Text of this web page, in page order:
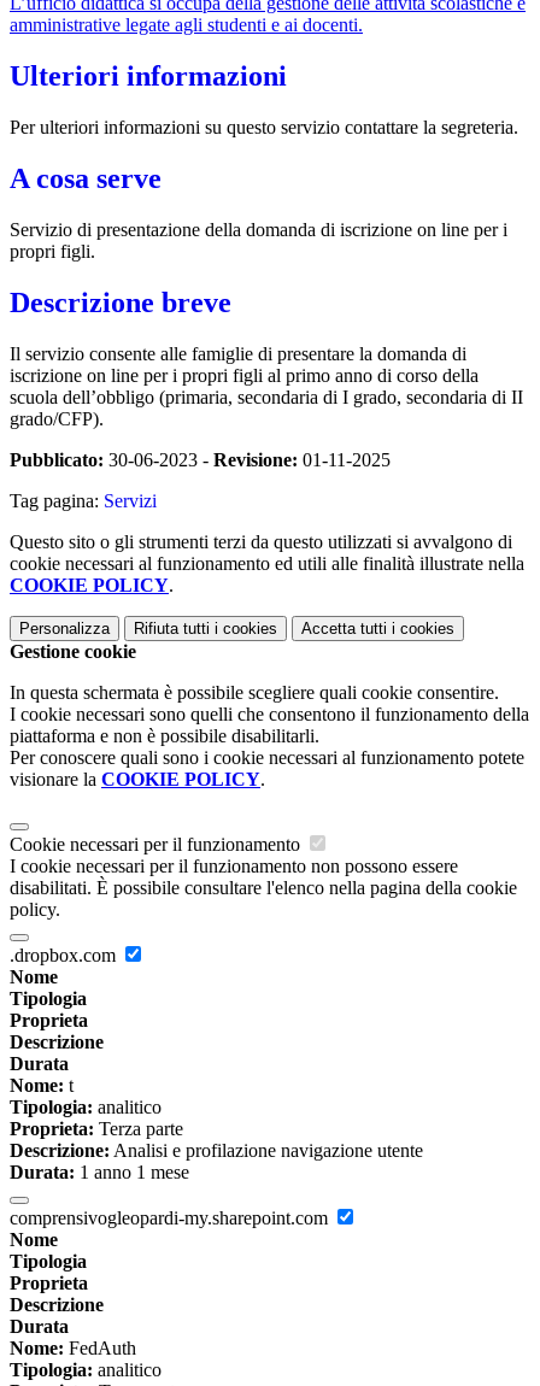
amministrative legate agli studenti e ai docenti.
Ulteriori informazioni
Per ulteriori informazioni su questo servizio contattare la segreteria.
A cosa serve
Servizio di presentazione della domanda di iscrizione on line per i
propri figli.
Descrizione breve
Il servizio consente alle famiglie di presentare la domanda di
iscrizione on line per i propri figli al primo anno di corso della
scuola dell’obbligo (primaria, secondaria di I grado, secondaria di II
grado/CFP).
Pubblicato: 30-06-2023 - Revisione: 01-11-2025
Tag pagina: Servizi
Questo sito o gli strumenti terzi da questo utilizzati si avvalgono di
cookie necessari al funzionamento ed utili alle finalità illustrate nella
COOKIE POLICY.
Personalizza Rifiuta tutti i cookies Accetta tutti i cookies
Gestione cookie
In questa schermata è possibile scegliere quali cookie consentire.
I cookie necessari sono quelli che consentono il funzionamento della
piattaforma e non è possibile disabilitarli.
Per conoscere quali sono i cookie necessari al funzionamento potete
visionare la COOKIE POLICY.
Cookie necessari per il funzionamento
I cookie necessari per il funzionamento non possono essere
disabilitati. È possibile consultare l'elenco nella pagina della cookie
policy.
.dropbox.com
Nome
Tipologia
Proprieta
Descrizione
Durata
Nome: t
Tipologia: analitico
Proprieta: Terza parte
Descrizione: Analisi e profilazione navigazione utente
Durata: 1 anno 1 mese
comprensivogleopardi-my.sharepoint.com
Nome
Tipologia
Proprieta
Descrizione
Durata
Nome: FedAuth
Tipologia: analitico